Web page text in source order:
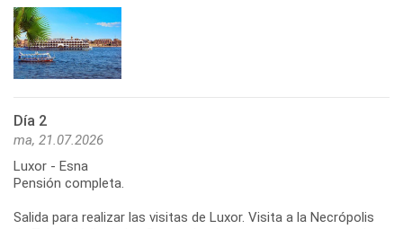
Día 2
ma, 21.07.2026
Luxor - Esna
Pensión completa.
Salida para realizar las visitas de Luxor. Visita a la Necrópolis